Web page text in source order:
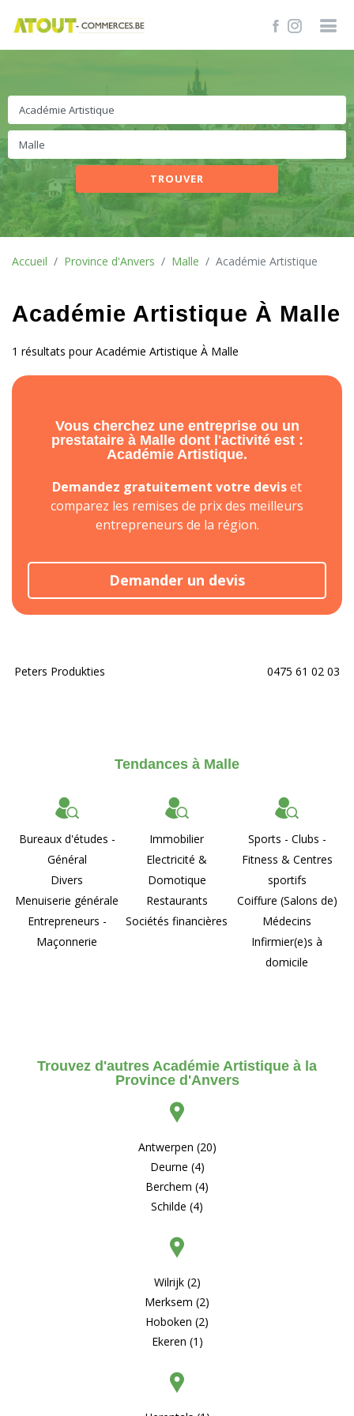
TROUVER
Accueil Province d'Anvers Malle Académie Artistique
Académie Artistique À Malle
1 résultats pour Académie Artistique À Malle
Vous cherchez une entreprise ou un
prestataire à Malle dont l'activité est :
Académie Artistique.
Demandez gratuitement votre deviset
comparez les remises de prix des meilleurs
entrepreneurs de la région.
Demander un devis
Peters Produkties 0475 61 02 03
Tendances à Malle
Bureaux d'études -
Général
Divers
Menuiserie générale
Entrepreneurs -
Maçonnerie
Immobilier
Electricité &
Domotique
Restaurants
Sociétés financières
Sports - Clubs -
Fitness & Centres
sportifs
Coiffure (Salons de)
Médecins
Infirmier(e)s à
domicile
Trouvez d'autres Académie Artistique à la
Province d'Anvers
Antwerpen (20)
Deurne (4)
Berchem (4)
Schilde (4)
Wilrijk (2)
Merksem (2)
Hoboken (2)
Ekeren (1)